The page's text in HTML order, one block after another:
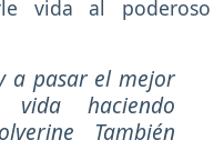
vida al poderoso
a pasar el mejor
haciendo
También